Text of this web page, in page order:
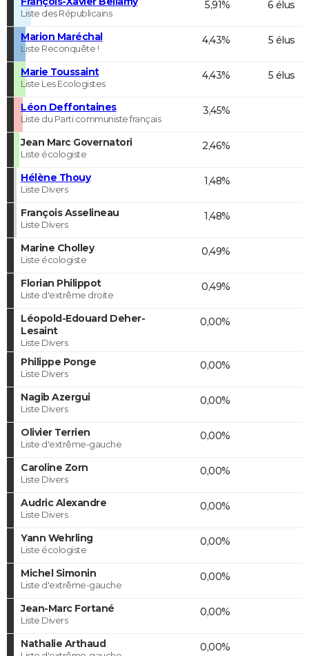
Liste des Républicains
5,91% 6 élus
Marion Maréchal
Liste Reconquête !
4,43% 5 élus
Marie Toussaint
Liste Les Ecologistes
4,43% 5 élus
Léon Deffontaines
Liste du Parti communiste français
3,45%
Jean Marc Governatori
Liste écologiste
2,46%
Hélène Thouy
Liste Divers
1,48%
François Asselineau
Liste Divers
1,48%
Marine Cholley
Liste écologiste
0,49%
Florian Philippot
Liste d'extrême droite
0,49%
Léopold-Edouard Deher-
Lesaint
Liste Divers
0,00%
Philippe Ponge
Liste Divers
0,00%
Nagib Azergui
Liste Divers
0,00%
Olivier Terrien
Liste d'extrême-gauche
0,00%
Caroline Zorn
Liste Divers
0,00%
Audric Alexandre
Liste Divers
0,00%
Yann Wehrling
Liste écologiste
0,00%
Michel Simonin
Liste d'extrême-gauche
0,00%
Jean-Marc Fortané
Liste Divers
0,00%
Nathalie Arthaud 0,00%